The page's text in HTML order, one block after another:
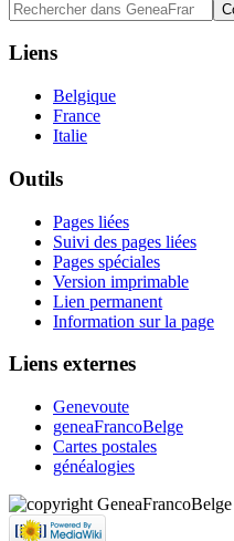
Liens
Belgique
France
Italie
Outils
Pages liées
Suivi des pages liées
Pages spéciales
Version imprimable
Lien permanent
Information sur la page
Liens externes
Genevoute
geneaFrancoBelge
Cartes postales
généalogies